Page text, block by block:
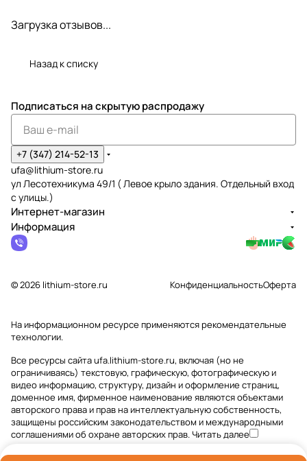
Загрузка отзывов...
Назад к списку
Подписаться на скрытую распродажу
+7 (347) 214-52-13
ufa@lithium-store.ru
ул Лесотехникума 49/1 ( Левое крыло здания. Отдельный вход
с улицы.)
Интернет-магазин
Информация
© 2026 lithium-store.ru КонфиденциальностьОферта
На информационном ресурсе применяютсярекомендательные
технологии.
Все ресурсы сайта ufa.lithium-store.ru, включая (но не
ограничиваясь) текстовую, графическую, фотографическую и
видео информацию, структуру, дизайн и оформление страниц,
доменное имя, фирменное наименование являются объектами
авторского права и прав на интеллектуальную собственность,
защищены российским законодательством и международными
соглашениями об охране авторских прав.Читать далее